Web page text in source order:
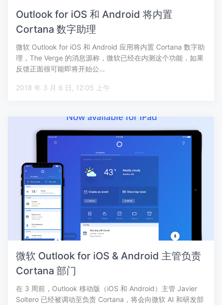
Outlook for iOS 和 Android 将内置
Cortana 数字助理
微软 Outlook for iOS 和 Android 应用将内置 Cortana 数字助
理，The Verge 的消息源称，微软已经在内测这个功能，如果
反馈正面很可能即将开始公…
2018 年 3 月 6 日, 12:05 上午
微软 Outlook for iOS & Android 主管负责
Cortana 部门
在 3 周前，Outlook 移动版（iOS 和 Android）主管 Javier
Soltero 已经被调动至负责 Cortana，将会向微软 AI 和研发部